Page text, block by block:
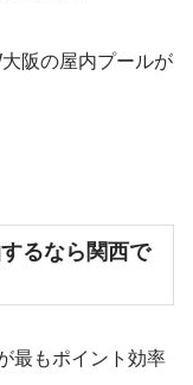
阪の屋内プールが
るなら関西で
最もポイント効率